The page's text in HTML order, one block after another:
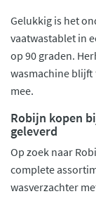
Gelukkig is het
vaatwastablet in
op 90 graden.
wasmachine blijft
mee.
Robijn kopen
geleverd
Op zoek naar
complete
wasverzachter